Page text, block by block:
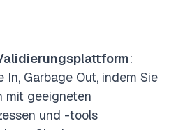
:
In, Garbage Out, indem Sie
mit geeigneten
und -tools